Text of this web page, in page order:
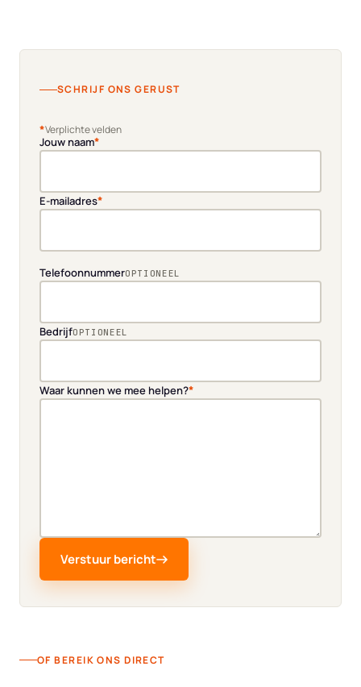
SCHRIJF ONS GERUST
*Verplichte velden
Jouw naam*
E-mailadres*
TelefoonnummerOPTIONEEL
BedrijfOPTIONEEL
Waar kunnen we mee helpen?*
Verstuur bericht
OF BEREIK ONS DIRECT